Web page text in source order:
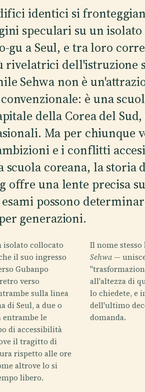
identici si
speculari su un
gu a Seul, e tra loro
rivelatrici dell'istruzione
Sehwa non è
è una
della Corea del
Ma per chiunque
e i conflitti
coreana, la storia
offre una lente precisa
possono
generazioni.
isolato collocato
il suo ingresso
Gubanpo
verso
sulla linea
di Seul, a due o
le
di accessibilità
il tragitto di
rispetto alle ore
altrove lo si
libero.
Il nome stesso
Sehwa—
all'altezza di
lo chiedete, e
dell'ultimo
domanda.